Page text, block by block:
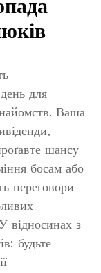
для
Ваша
шансу
босам або
переговори
відносинах з
будьте